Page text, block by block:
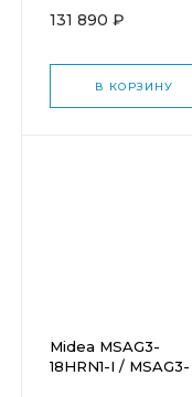
131 890 ₽
В КОРЗИНУ
Midea MSAG3-
18HRN1-I / MSAG3-